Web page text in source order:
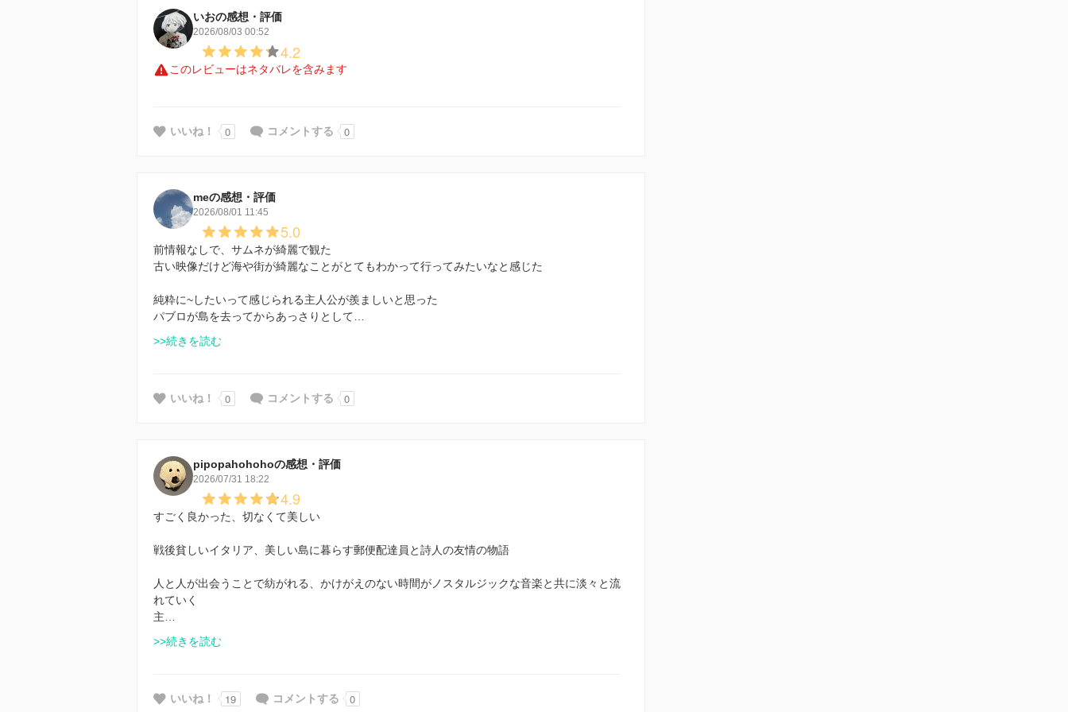
いおの感想・評価
2026/08/03 00:52
4.2
このレビューはネタバレを含みます
いいね！ 0 コメントする 0
meの感想・評価
2026/08/01 11:45
5.0
前情報なしで、サムネが綺麗で観た
古い映像だけど海や街が綺麗なことがとてもわかって行ってみたいなと感じた
純粋に~したいって感じられる主人公が羨ましいと思った
パブロが島を去ってからあっさりとして…
>>続きを読む
いいね！ 0 コメントする 0
pipopahohohoの感想・評価
2026/07/31 18:22
4.9
すごく良かった、切なくて美しい
戦後貧しいイタリア、美しい島に暮らす郵便配達員と詩人の友情の物語
人と人が出会うことで紡がれる、かけがえのない時間がノスタルジックな音楽と共に淡々と流
れていく
主…
>>続きを読む
いいね！ 19 コメントする 0